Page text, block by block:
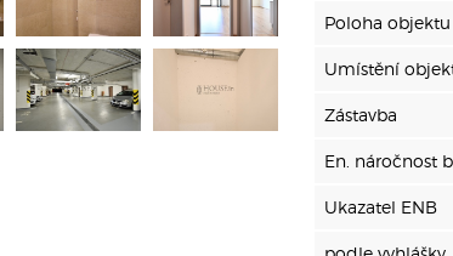
Poloha objektu
Umístění
Zástavba
En. náročnost b.
Ukazatel ENB